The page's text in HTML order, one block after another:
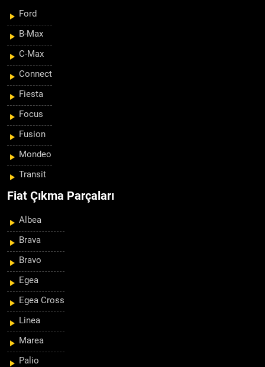
Ford
B-Max
C-Max
Connect
Fiesta
Focus
Fusion
Mondeo
Transit
Fiat Çıkma Parçaları
Albea
Brava
Bravo
Egea
Egea Cross
Linea
Marea
Palio